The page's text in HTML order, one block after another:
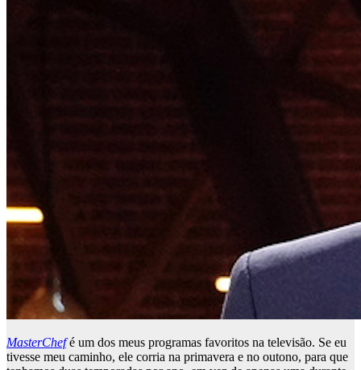
MasterChefé um dos meus programas favoritos na televisão. Se eu
tivesse meu caminho, ele corria na primavera e no outono, para que